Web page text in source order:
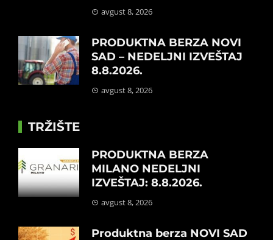
avgust 8, 2026
PRODUKTNA BERZA NOVI
SAD – NEDELJNI IZVEŠTAJ
8.8.2026.
avgust 8, 2026
TRŽIŠTE
PRODUKTNA BERZA
MILANO NEDELJNI
IZVEŠTAJ: 8.8.2026.
avgust 8, 2026
Produktna berza NOVI SAD